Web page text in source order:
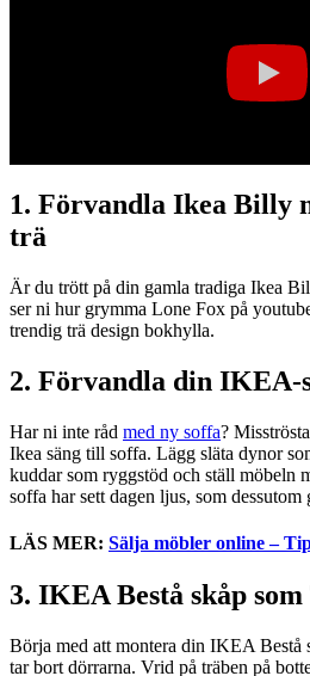
1. Förvandla Ikea Billy
trä
Är du trött på din gamla tradiga Ikea
ser ni hur grymma Lone Fox på
trendig trä design bokhylla.
2. Förvandla din IKEA-
Har ni inte råd med ny soffa?
Ikea säng till soffa. Lägg släta dynor
kuddar som ryggstöd och ställ möbeln
soffa har sett dagen ljus, som dessutom
LÄS MER: Sälja möbler online –
3. IKEA Bestå skåp
Börja med att montera din IKEA Bestå
tar bort dörrarna. Vrid på träben på